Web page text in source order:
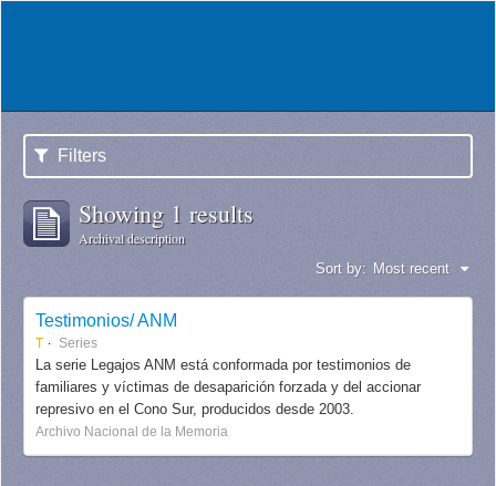
Filters
Showing 1 results
Archival description
Sort by: Most recent
Testimonios/ ANM
T Series
La serie Legajos ANM está conformada por testimonios de
familiares y víctimas de desaparición forzada y del accionar
represivo en el Cono Sur, producidos desde 2003.
Archivo Nacional de la Memoria